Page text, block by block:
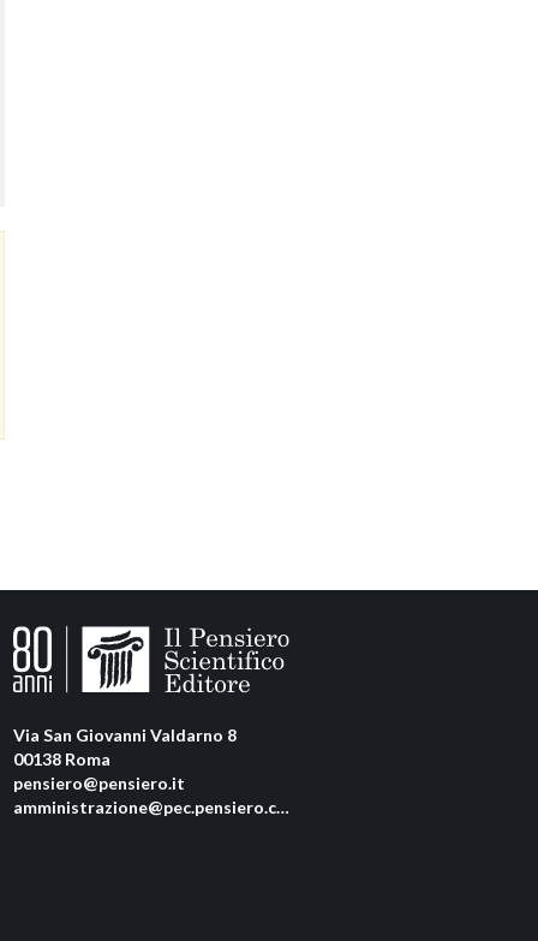
Via San Giovanni Valdarno 8
00138 Roma
pensiero@pensiero.it
amministrazione@pec.pensiero.com